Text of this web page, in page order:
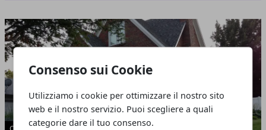
Consenso sui Cookie
Utilizziamo i cookie per ottimizzare il nostro sito
web e il nostro servizio. Puoi scegliere a quali
categorie dare il tuo consenso.